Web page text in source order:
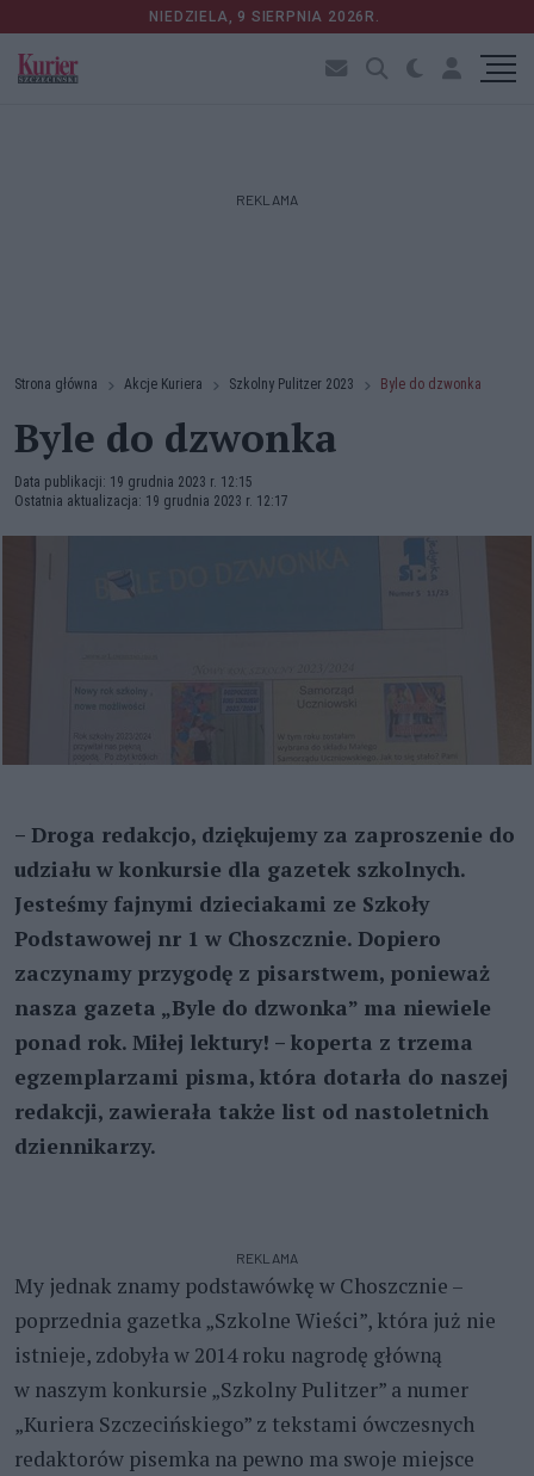
NIEDZIELA, 9 SIERPNIA 2026R.
REKLAMA
Strona główna Akcje Kuriera Szkolny Pulitzer 2023 Byle do dzwonka
Byle do dzwonka
Data publikacji: 19 grudnia 2023 r. 12:15
Ostatnia aktualizacja: 19 grudnia 2023 r. 12:17
– Droga redakcjo, dziękujemy za zaproszenie do
udziału w konkursie dla gazetek szkolnych.
Jesteśmy fajnymi dzieciakami ze Szkoły
Podstawowej nr 1 w Choszcznie. Dopiero
zaczynamy przygodę z pisarstwem, ponieważ
nasza gazeta „Byle do dzwonka” ma niewiele
ponad rok. Miłej lektury! – koperta z trzema
egzemplarzami pisma, która dotarła do naszej
redakcji, zawierała także list od nastoletnich
dziennikarzy.
REKLAMA
My jednak znamy podstawówkę w Choszcznie –
poprzednia gazetka „Szkolne Wieści”, która już nie
istnieje, zdobyła w 2014 roku nagrodę główną
w naszym konkursie „Szkolny Pulitzer” a numer
„Kuriera Szczecińskiego” z tekstami ówczesnych
redaktorów pisemka na pewno ma swoje miejsce